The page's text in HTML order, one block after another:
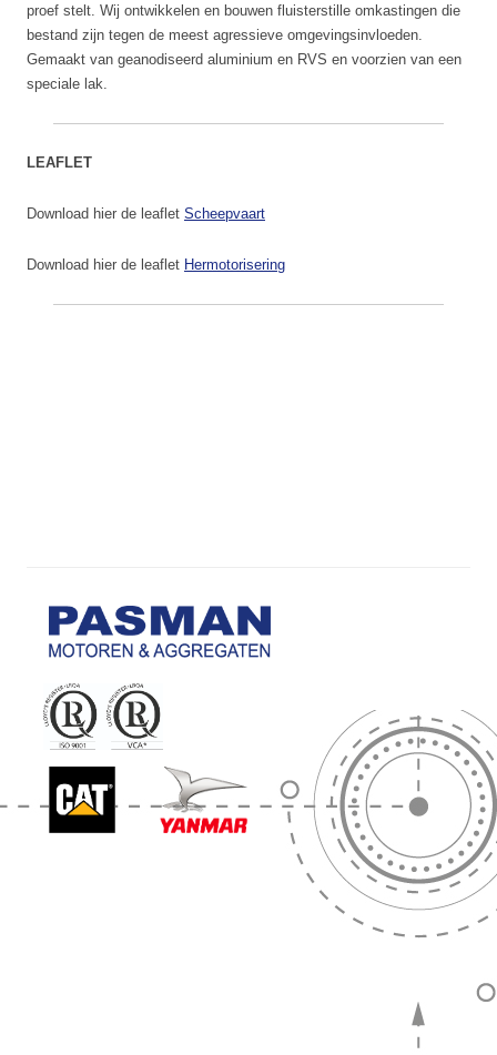
proef stelt. Wij ontwikkelen en bouwen fluisterstille omkastingen die
bestand zijn tegen de meest agressieve omgevingsinvloeden.
Gemaakt van geanodiseerd aluminium en RVS en voorzien van een
speciale lak.
LEAFLET
Download hier de leaflet Scheepvaart
Download hier de leaflet Hermotorisering